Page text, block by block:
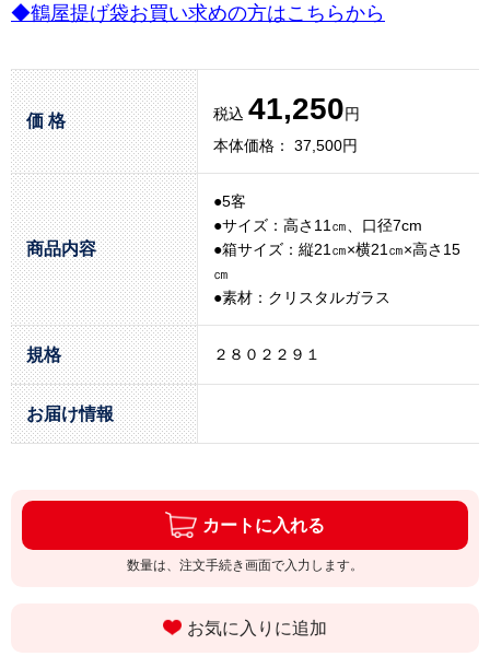
◆鶴屋提げ袋お買い求めの方はこちらから
価 格 税込 41,250円
本体価格： 37,500円
商品内容
●5客
●サイズ：高さ11㎝、口径7cm
●箱サイズ：縦21㎝×横21㎝×高さ15
㎝
●素材：クリスタルガラス
規格 ２８０２２９１
お届け情報
カートに入れる
数量は、注文手続き画面で入力します。
お気に入りに追加